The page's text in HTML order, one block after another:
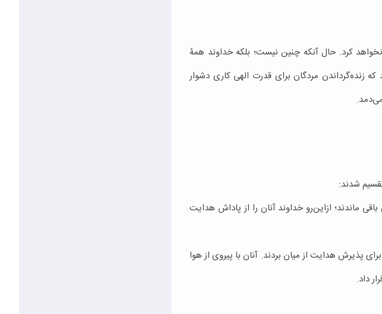
نخواهد کرد. حال آنکه چنین نیست؛ بلکه خداوند همۀ
زنده‌گرداندن مردگان برای قدرت الهی کاری دشوار
شدند:
ماندند؛ ازاین‌رو خداوند آنان را از پاداش هدایت
پذیرش هدایت از میان بردند. آنان با پیروی از هوا
داد.